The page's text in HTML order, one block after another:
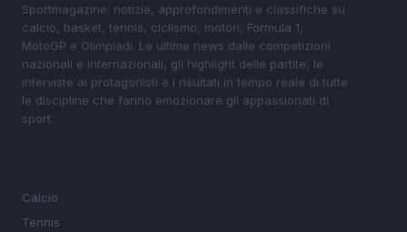
Sportmagazine: notizie, approfondimenti e classifiche su
calcio, basket, tennis, ciclismo, motori, Formula 1,
MotoGP e Olimpiadi. Le ultime news dalle competizioni
nazionali e internazionali, gli highlight delle partite, le
interviste ai protagonisti e i risultati in tempo reale di tutte
le discipline che fanno emozionare gli appassionati di
sport.
Calcio
Tennis